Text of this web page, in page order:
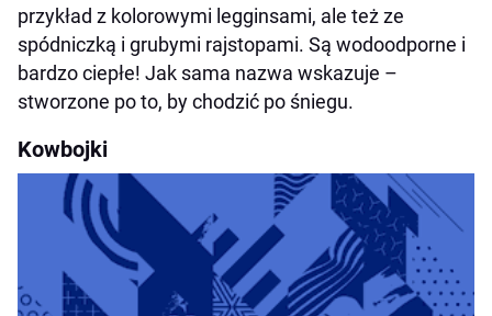
przykład z kolorowymi legginsami, ale też ze
spódniczką i grubymi rajstopami. Są wodoodporne i
bardzo ciepłe! Jak sama nazwa wskazuje –
stworzone po to, by chodzić po śniegu.
Kowbojki